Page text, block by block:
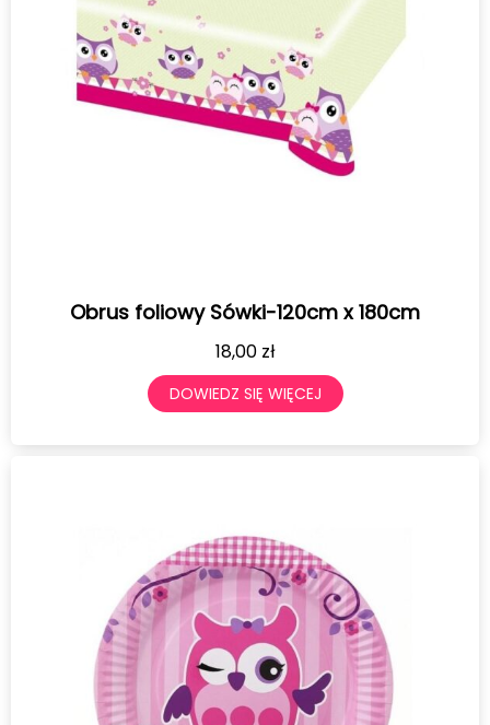
Obrus foliowy Sówki-120cm x 180cm
18,00 zł
DOWIEDZ SIĘ WIĘCEJ